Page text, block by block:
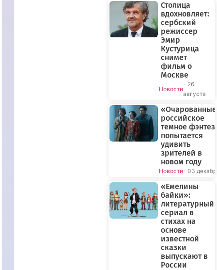
Столица
вдохновляет:
сербский
режиссер
Эмир
Кустурица
снимет
фильм о
Москве
Новости
- 26
августа
российское
темное
попытается
удивить
зрителей в
новом году
Новости- 03
«Емелины
байки»:
литературный
сериал в
стихах на
основе
известной
сказки
выпускают в
России